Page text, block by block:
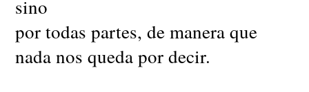
sino
por todas partes, de manera que
nada nos queda por decir.